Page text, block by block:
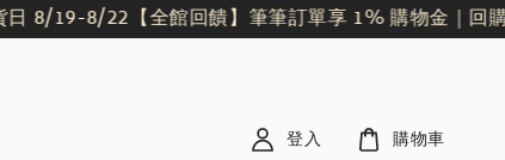
8/19-8/22【全館回饋】筆筆訂單享 1% 購物金｜回購
登入 購物車